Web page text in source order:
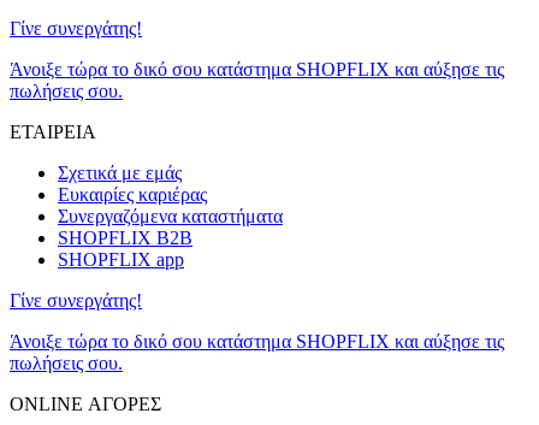
Γίνε συνεργάτης!
Άνοιξε τώρα το δικό σου κατάστημα SHOPFLIX και αύξησε τις
πωλήσεις σου.
ΕΤΑΙΡΕΙΑ
Σχετικά με εμάς
Ευκαιρίες καριέρας
Συνεργαζόμενα καταστήματα
SHOPFLIX B2B
SHOPFLIX app
Γίνε συνεργάτης!
Άνοιξε τώρα το δικό σου κατάστημα SHOPFLIX και αύξησε τις
πωλήσεις σου.
ONLINE ΑΓΟΡΕΣ